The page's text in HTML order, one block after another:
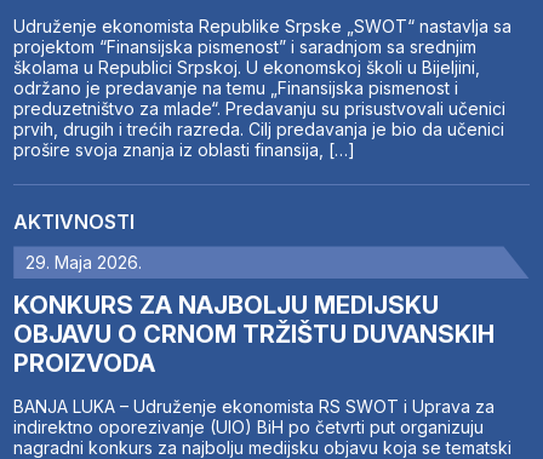
Udruženje ekonomista Republike Srpske „SWOT“ nastavlja sa
projektom “Finansijska pismenost” i saradnjom sa srednjim
školama u Republici Srpskoj. U ekonomskoj školi u Bijeljini,
održano je predavanje na temu „Finansijska pismenost i
preduzetništvo za mlade“. Predavanju su prisustvovali učenici
prvih, drugih i trećih razreda. Cilj predavanja je bio da učenici
prošire svoja znanja iz oblasti finansija, […]
AKTIVNOSTI
29. Maja 2026.
KONKURS ZA NAJBOLJU MEDIJSKU
OBJAVU O CRNOM TRŽIŠTU DUVANSKIH
PROIZVODA
BANJA LUKA – Udruženje ekonomista RS SWOT i Uprava za
indirektno oporezivanje (UIO) BiH po četvrti put organizuju
nagradni konkurs za najbolju medijsku objavu koja se tematski